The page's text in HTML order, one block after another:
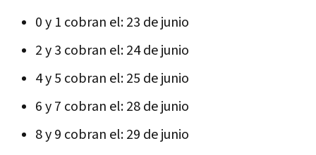
0 y 1 cobran el: 23 de junio
2 y 3 cobran el: 24 de junio
4 y 5 cobran el: 25 de junio
6 y 7 cobran el: 28 de junio
8 y 9 cobran el: 29 de junio